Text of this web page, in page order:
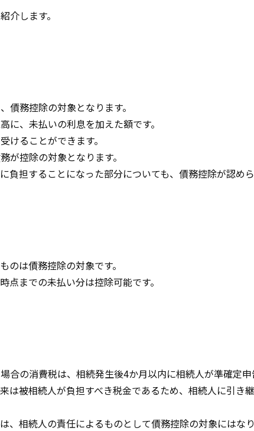
介します。
務控除の対象となります。
、未払いの利息を加えた額です。
けることができます。
が控除の対象となります。
担することになった部分についても、債務控除が認めら
は債務控除の対象です。
までの未払い分は控除可能です。
の消費税は、相続発生後4か月以内に相続人が準確定申
は被相続人が負担すべき税金であるため、相続人に引き
相続人の責任によるものとして債務控除の対象にはなり